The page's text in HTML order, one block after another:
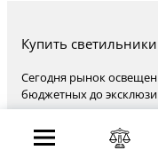
Купить
Сегодня рынок
бюджетных до
впишутся в ваш
до премиум-сегмента:
огромное